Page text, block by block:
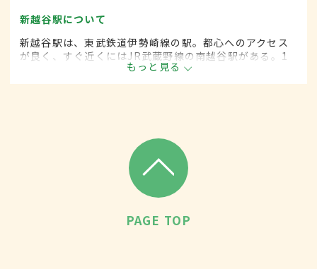
新越谷駅について
新越谷駅は、東武鉄道伊勢崎線の駅。都心へのアクセス
が良く、すぐ近くにはJR武蔵野線の南越谷駅がある。1
日の平均乗降客は15万人近く、東武鉄道伊勢崎線の中で
は第2位。駅周辺には飲食店が多く見られ、近くに大学病
もっと見る
PAGE TOP